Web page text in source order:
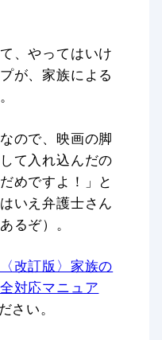
、やってはいけ
が、家族による
ので、映画の脚
て入れ込んだの
めですよ！」と
いえ弁護士さん
るぞ）。
〈改訂版〉家族の
対応マニュア
さい。